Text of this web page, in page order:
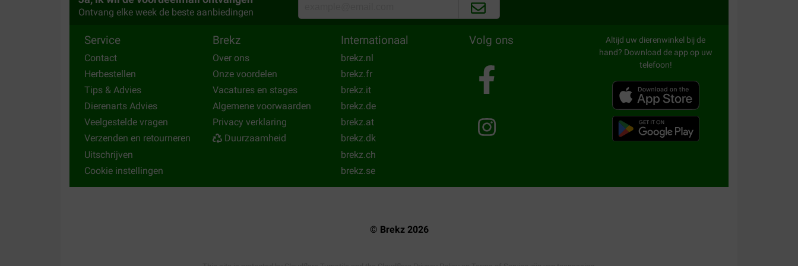
Bestelling keurig op tijd geleverd. En dit grit is wat duurder, maar je doet er
heel lang mee. Super!
Fijn zand .. wij hebben sphynxen, blijft niet plakken aan de pootjes, klontert
goed en spoelen dit door de wc
Translate to English
Ontvang elke week de beste aanbiedingen
Service
Contact
Herbestellen
Tips & Advies
Dierenarts Advies
Veelgestelde vragen
Verzenden en retourneren
Uitschrijven
Cookie instellingen
Brekz
Over ons
Onze voordelen
Vacatures en stages
Algemene voorwaarden
Privacy verklaring
Duurzaamheid
Internationaal
brekz.nl
brekz.fr
brekz.it
brekz.de
brekz.at
brekz.dk
brekz.ch
brekz.se
Volg ons
Altijd uw dierenwinkel bij de
hand? Download de app op uw
telefoon!
© Brekz 2026